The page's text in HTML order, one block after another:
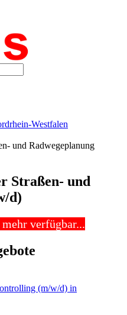
Westfalen
und Radwegeplanung
Straßen- und
d)
verfügbar...